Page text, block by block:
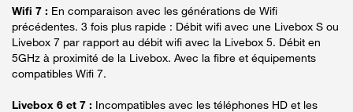
Wifi 7 : En comparaison avec les générations de Wifi
précédentes. 3 fois plus rapide : Débit wifi avec une Livebox S ou
Livebox 7 par rapport au débit wifi avec la Livebox 5. Débit en
5GHz à proximité de la Livebox. Avec la fibre et équipements
compatibles Wifi 7.
Livebox 6 et 7 : Incompatibles avec les téléphones HD et les